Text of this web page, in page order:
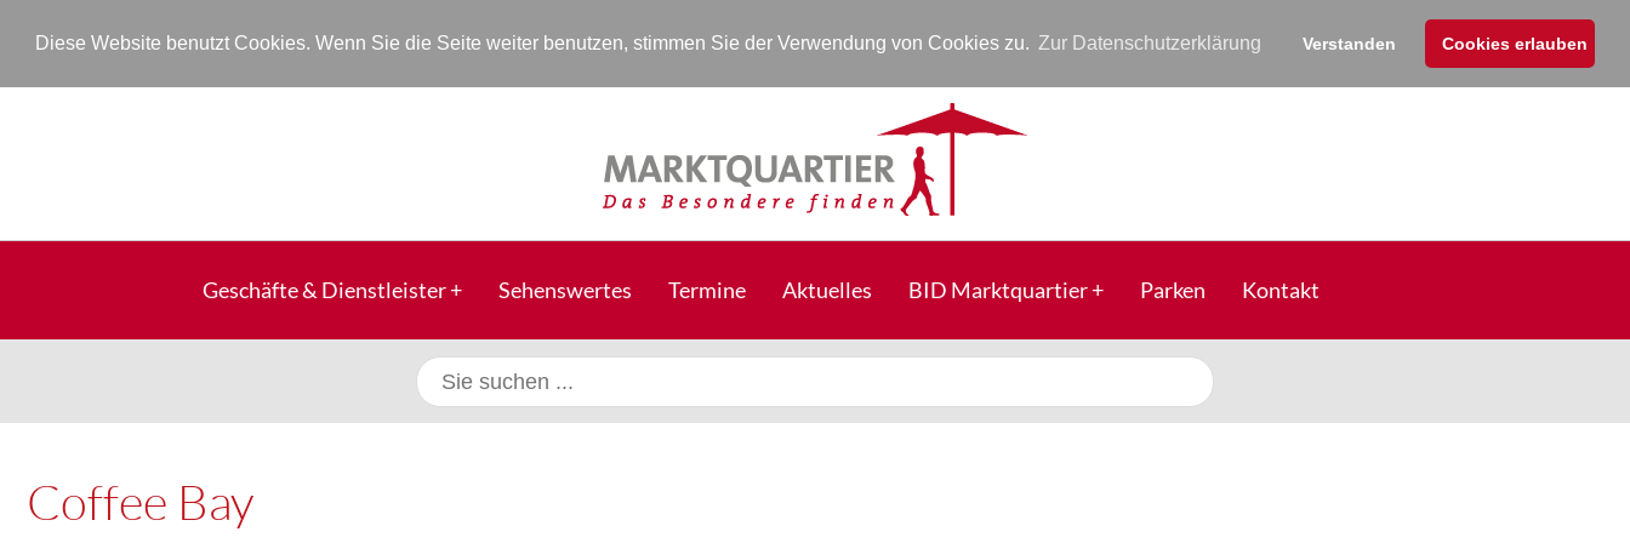
Diese Website benutzt Cookies. Wenn Sie die Seite weiter benutzen, stimmen Sie der Verwendung von Cookies zu. Zur Datenschutzerklärung Verstanden Cookies erlauben
Geschäfte & Dienstleister Sehenswertes Termine Aktuelles BID Marktquartier Parken Kontakt
Coffee Bay